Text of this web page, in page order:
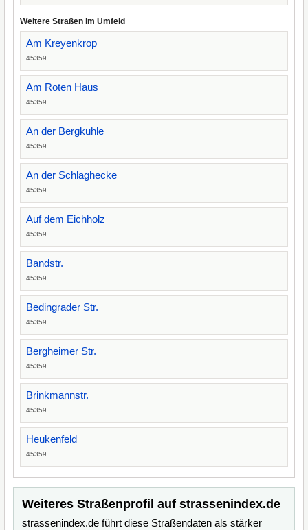
Weitere Straßen im Umfeld
Am Kreyenkrop
45359
Am Roten Haus
45359
An der Bergkuhle
45359
An der Schlaghecke
45359
Auf dem Eichholz
45359
Bandstr.
45359
Bedingrader Str.
45359
Bergheimer Str.
45359
Brinkmannstr.
45359
Heukenfeld
45359
Weiteres Straßenprofil auf strassenindex.de
strassenindex.de führt diese Straßendaten als stärker